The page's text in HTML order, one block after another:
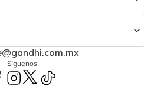
Síguenos